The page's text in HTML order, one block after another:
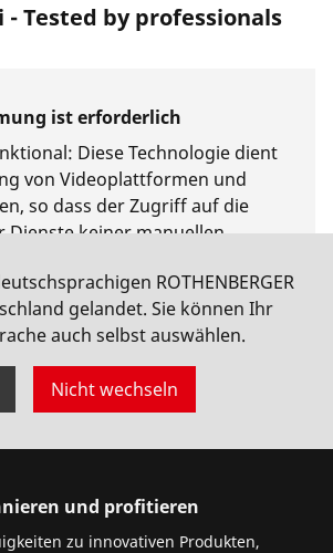
- Tested by professionals
ist erforderlich
: Diese Technologie dient
von Videoplattformen und
so dass der Zugriff auf die
Dienste keiner manuellen
erlauben
ROTHENBERGER
gelandet. Sie können Ihr
auch selbst auswählen.
Nicht wechseln
und profitieren
zu innovativen Produkten,